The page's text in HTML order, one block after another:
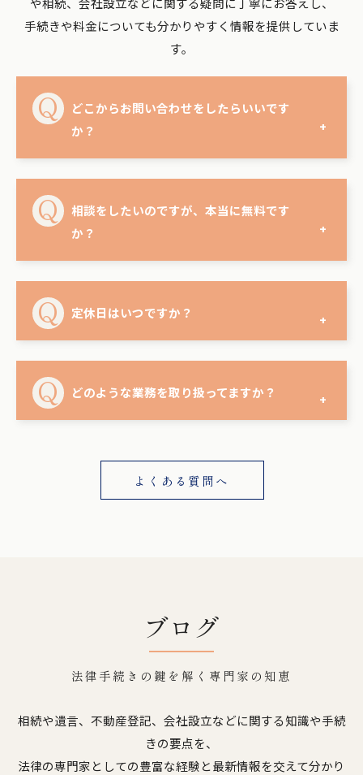
手続きや料金についても分かりやすく情報を提供していま
す。
どこからお問い合わせをしたらいいです
か？
相談をしたいのですが、本当に無料です
か？
定休日はいつですか？
どのような業務を取り扱ってますか？
よくある質問へ
法律手続きの鍵を解く専門家の知恵
ブログ
相続や遺言、不動産登記、会社設立などに関する知識や手続
きの要点を、
法律の専門家としての豊富な経験と最新情報を交えて分かり